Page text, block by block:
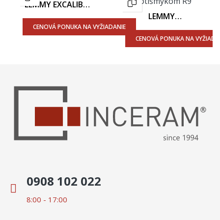
LEMMY EXCALIBUR
Matný Povrch
CENOVÁ PONUKA NA VYŽIADANIE
LEMMY
60x120 - Matný
Povrch
CENOVÁ PONUKA NA
0908 102 022
8:00 - 17:00